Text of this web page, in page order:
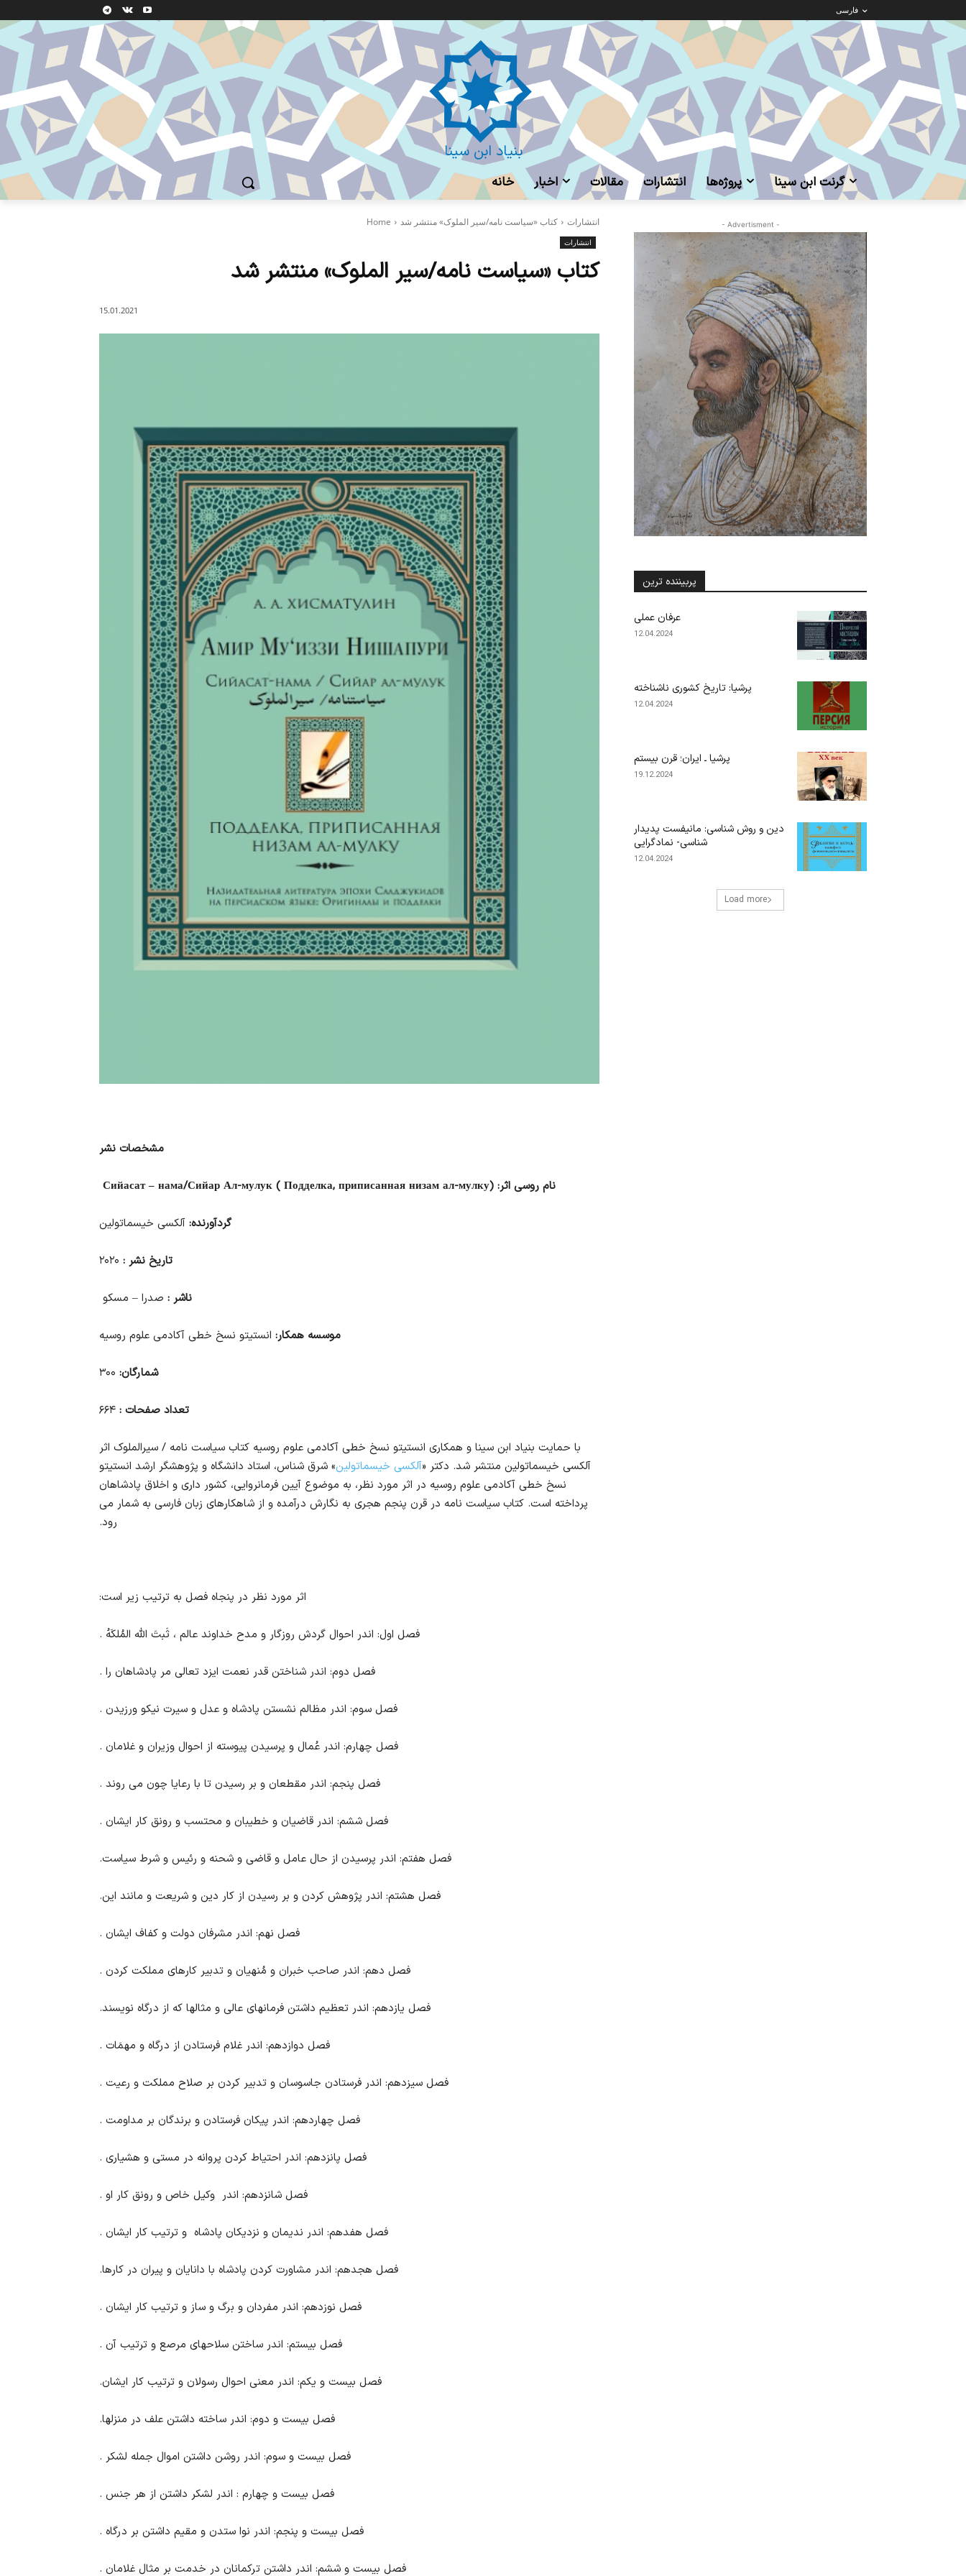
فارسی
بنیاد ابن سینا
خانه اخبار مقالات انتشارات پروژه‌ها گرنت ابن‌ سینا
Home انتشارات کتاب «سیاست نامه/سیر الملوک» منتشر شد
انتشارات
کتاب «سیاست نامه/سیر الملوک» منتشر شد
15.01.2021
مشخصات نشر
نام روسی اثر: Сийасат – нама/Сийар Ал-мулук ( Подделка, приписанная низам ал-мулку)
گردآورنده: آلکسی خیسماتولین
تاریخ نشر : ۲۰۲۰
ناشر : صدرا – مسکو
موسسه همکار: انستیتو نسخ خطی آکادمی علوم روسیه
شمارگان: ۳۰۰
تعداد صفحات : ۶۶۴
با حمایت بنیاد ابن سینا و همکاری انستیتو نسخ خطی آکادمی علوم روسیه کتاب سیاست نامه / سیرالملوک اثر
آلکسی خیسماتولین منتشر شد. دکتر «آلکسی خیسماتولین» شرق شناس، استاد دانشگاه و پژوهشگر ارشد انستیتو
نسخ خطی آکادمی علوم روسیه در اثر مورد نظر، به موضوع آیین فرمانروایی، کشور داری و اخلاق پادشاهان
پرداخته است. کتاب سیاست نامه در قرن پنجم هجری به نگارش درآمده و از شاهکارهای زبان فارسی به شمار می
رود.
اثر مورد نظر در پنجاه فصل به ترتیب زیر است:
فصل اول: اندر احوال گردش روزگار و مدح خداوند عالم ، ثَبتَ الله المُلکَهُ .
فصل دوم: اندر شناختن قدر نعمت ایزد تعالی مر پادشاهان را .
فصل سوم: اندر مظالم نشستن پادشاه و عدل و سیرت نیکو ورزیدن .
فصل چهارم: اندر عُمال و پرسیدن پیوسته از احوال وزیران و غلامان .
فصل پنجم: اندر مقطعان و بر رسیدن تا با رعایا چون می روند .
فصل ششم: اندر قاضیان و خطیبان و محتسب و رونق کار ایشان .
فصل هفتم: اندر پرسیدن از حال عامل و قاضی و شحنه و رئیس و شرط سیاست.
فصل هشتم: اندر پژوهش کردن و بر رسیدن از کار دین و شریعت و مانند این.
فصل نهم: اندر مشرفان دولت و کفاف ایشان .
فصل دهم: اندر صاحب خبران و مُنهیان و تدبیر کارهای مملکت کردن .
فصل یازدهم: اندر تعظیم داشتن فرمانهای عالی و مثالها که از درگاه نویسند.
فصل دوازدهم: اندر غلام فرستادن از درگاه و مهمَات .
فصل سیزدهم: اندر فرستادن جاسوسان و تدبیر کردن بر صلاح مملکت و رعیت .
فصل چهاردهم: اندر پیکان فرستادن و برندگان بر مداومت .
فصل پانزدهم: اندر احتیاط کردن پروانه در مستی و هشیاری .
فصل شانزدهم: اندر وکیل خاص و رونق کار او .
فصل هفدهم: اندر ندیمان و نزدیکان پادشاه و ترتیب کار ایشان .
فصل هجدهم: اندر مشاورت کردن پادشاه با دانایان و پیران در کارها.
فصل نوزدهم: اندر مفردان و برگ و ساز و ترتیب کار ایشان .
فصل بیستم: اندر ساختن سلاحهای مرصع و ترتیب آن .
فصل بیست و یکم: اندر معنی احوال رسولان و ترتیب کار ایشان.
فصل بیست و دوم: اندر ساخته داشتن علف در منزلها.
فصل بیست و سوم: اندر روشن داشتن اموال جمله لشکر .
فصل بیست و چهارم : اندر لشکر داشتن از هر جنس .
فصل بیست و پنجم: اندر نوا ستدن و مقیم داشتن بر درگاه .
فصل بیست و ششم: اندر داشتن ترکمانان در خدمت بر مثال غلامان .
- Advertisment -
پربیننده ترین
عرفان عملی
12.04.2024
پرشیا: تاریخ کشوری ناشناخته
12.04.2024
پرشیا ـ ایران؛ قرن بیستم
19.12.2024
دین و روش شناسی: مانیفست پدیدار
شناسی- نمادگرایی
12.04.2024
Load more